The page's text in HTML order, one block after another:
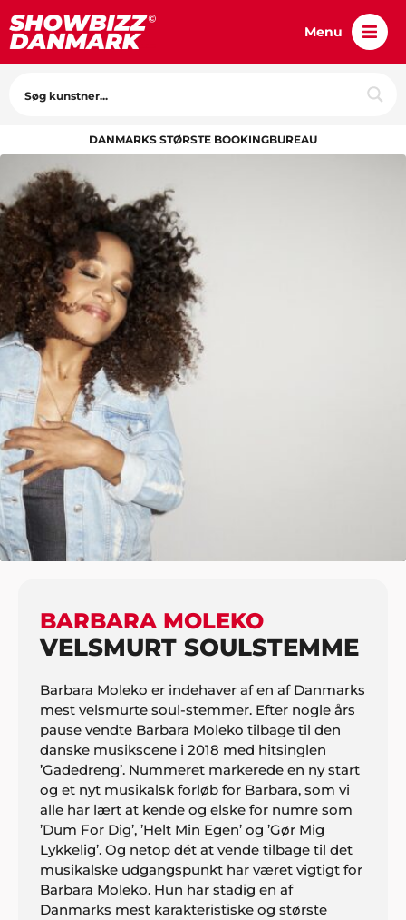
Menu
DANMARKS STØRSTE BOOKINGBUREAU
HJEM MUSIK KONCERTNAVNE
BARBARA MOLEKO
VELSMURT SOULSTEMME
Barbara Moleko er indehaver af en af Danmarks
mest velsmurte soul-stemmer. Efter nogle års
pause vendte Barbara Moleko tilbage til den
danske musikscene i 2018 med hitsinglen
’Gadedreng’. Nummeret markerede en ny start
og et nyt musikalsk forløb for Barbara, som vi
alle har lært at kende og elske for numre som
’Dum For Dig’, ’Helt Min Egen’ og ’Gør Mig
Lykkelig’. Og netop dét at vende tilbage til det
musikalske udgangspunkt har været vigtigt for
Barbara Moleko. Hun har stadig en af
Danmarks mest karakteristiske og største